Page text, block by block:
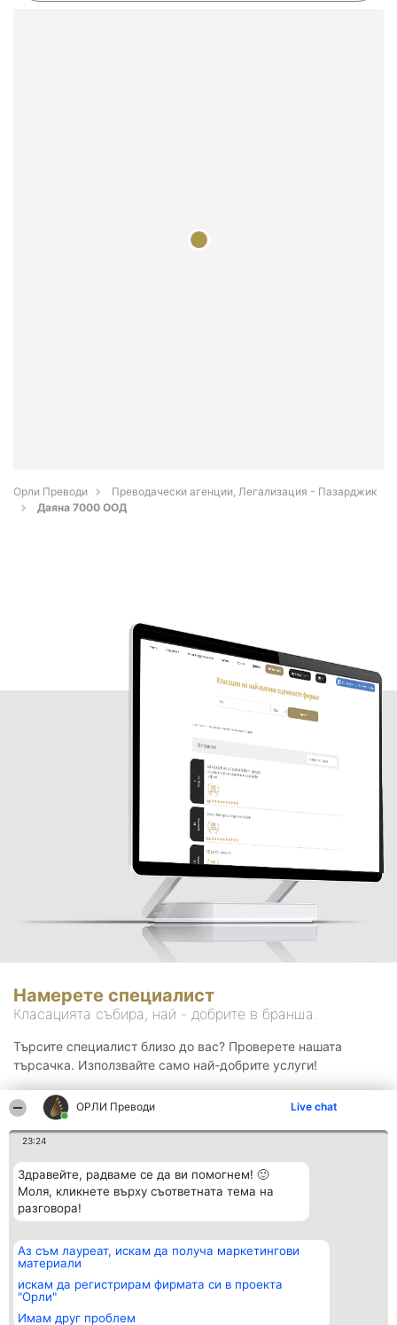
ОРЛИ Преводи Live chat
23:24
Здравейте, радваме се да ви помогнем! 🙂
Моля, кликнете върху съответната тема на
разговора!
Аз съм лауреат, искам да получа маркетингови
материали
искам да регистрирам фирмата си в проекта
"Орли"
Имам друг проблем
Орли Преводи
Преводачески агенции, Легализация - Пазарджик
Даяна 7000 ООД
Намерете специалист
Класацията събира, най - добрите в бранша.
Търсите специалист близо до вас? Проверете нашата
търсачка. Използвайте само най-добрите услуги!
Организатор на
класиране
BulevardulAleea Timișul De
Sus Nr. 2, Bl. A30, Sc. A, Et.
4, Ap. 13
Класация
всички
Контакти